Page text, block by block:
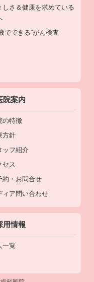
しさ＆健康を求めている
でできる”がん検査
院案内
の特徴
方針
ッフ紹介
セス
約・お問合せ
ィア問い合わせ
用情報
一覧